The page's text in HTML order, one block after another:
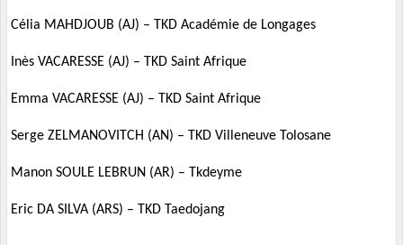
Célia MAHDJOUB (AJ) – TKD Académie de Longages
Inès VACARESSE (AJ) – TKD Saint Afrique
Emma VACARESSE (AJ) – TKD Saint Afrique
Serge ZELMANOVITCH (AN) – TKD Villeneuve Tolosane
Manon SOULE LEBRUN (AR) – Tkdeyme
Eric DA SILVA (ARS) – TKD Taedojang